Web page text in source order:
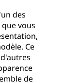
des
vous
Ce
de